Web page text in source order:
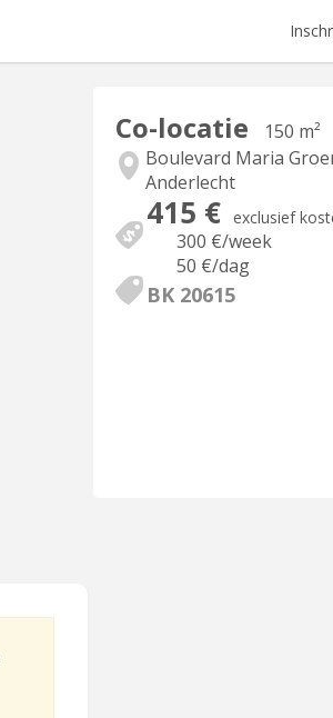
Co-locatie
150 m²
Boulevard Maria
Anderlecht
415 € exclusief
300 €/week
50 €/dag
BK 20615